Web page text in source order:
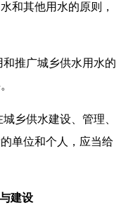
和其他用水的原则，
推广城乡供水用水的
乡供水建设、管理、
单位和个人，应当给
建设